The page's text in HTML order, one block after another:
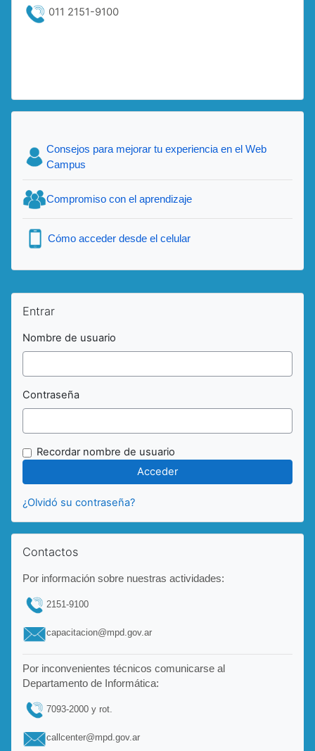
011 2151-9100
Consejos para mejorar tu experiencia en el Web
Campus
Compromiso con el aprendizaje
Cómo acceder desde el celular
Entrar
Nombre de usuario
Contraseña
Recordar nombre de usuario
¿Olvidó su contraseña?
Contactos
Por información sobre nuestras actividades:
2151-9100
capacitacion@mpd.gov.ar
Por inconvenientes técnicos comunicarse al
Departamento de Informática:
7093-2000 y rot.
callcenter@mpd.gov.ar